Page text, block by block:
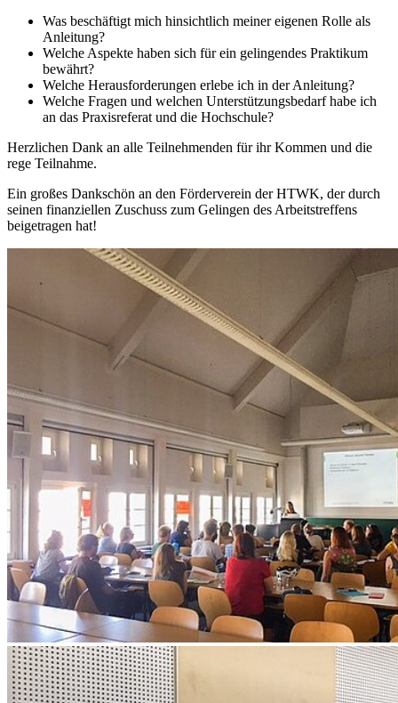
Was beschäftigt mich hinsichtlich meiner eigenen Rolle als
Anleitung?
Welche Aspekte haben sich für ein gelingendes Praktikum
bewährt?
Welche Herausforderungen erlebe ich in der Anleitung?
Welche Fragen und welchen Unterstützungsbedarf habe ich
an das Praxisreferat und die Hochschule?
Herzlichen Dank an alle Teilnehmenden für ihr Kommen und die
rege Teilnahme.
Ein großes Dankschön an den Förderverein der HTWK, der durch
seinen finanziellen Zuschuss zum Gelingen des Arbeitstreffens
beigetragen hat!